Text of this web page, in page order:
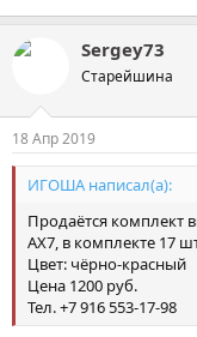
267,3 KB · Просмотры:
Sergey73
Старейшина
18 Апр 2019
ИГОША написал(а):
Продаётся комплект
АХ7, в комплекте 17
Цвет: чёрно-красный
Цена 1200 руб.
Тел. +7 916 553-17-98